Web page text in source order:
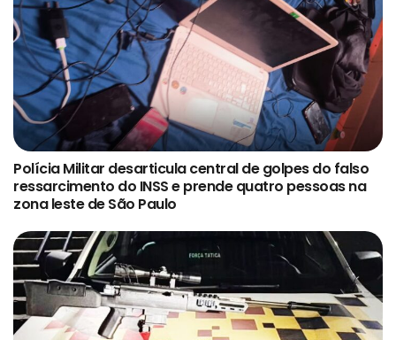
Polícia Militar desarticula central de golpes do falso
ressarcimento do INSS e prende quatro pessoas na
zona leste de São Paulo